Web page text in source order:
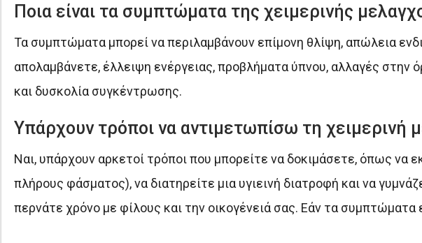
Ποια είναι τα συμπτώματα της χειμερινής
Τα συμπτώματα μπορεί να περιλαμβάνουν επίμονη θλίψη, απώλεια
απολαμβάνετε, έλλειψη ενέργειας, προβλήματα ύπνου, αλλαγές στην
και δυσκολία συγκέντρωσης.
Υπάρχουν τρόποι να αντιμετωπίσω τη χειμερινή
Ναι, υπάρχουν αρκετοί τρόποι που μπορείτε να δοκιμάσετε, όπως
πλήρους φάσματος), να διατηρείτε μια υγιεινή διατροφή και να
περνάτε χρόνο με φίλους και την οικογένειά σας. Εάν τα συμπτώματα